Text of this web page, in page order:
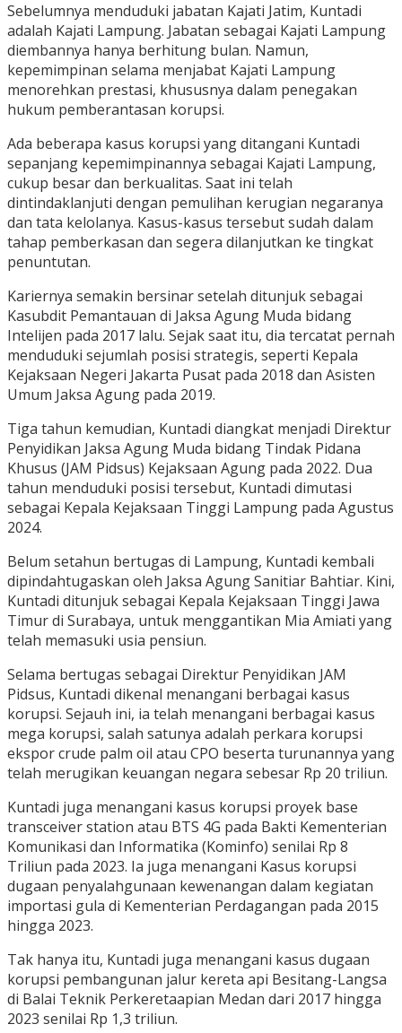
Sebelumnya menduduki jabatan Kajati Jatim, Kuntadi
adalah Kajati Lampung. Jabatan sebagai Kajati Lampung
diembannya hanya berhitung bulan. Namun,
kepemimpinan selama menjabat Kajati Lampung
menorehkan prestasi, khususnya dalam penegakan
hukum pemberantasan korupsi.
Ada beberapa kasus korupsi yang ditangani Kuntadi
sepanjang kepemimpinannya sebagai Kajati Lampung,
cukup besar dan berkualitas. Saat ini telah
dintindaklanjuti dengan pemulihan kerugian negaranya
dan tata kelolanya. Kasus-kasus tersebut sudah dalam
tahap pemberkasan dan segera dilanjutkan ke tingkat
penuntutan.
Kariernya semakin bersinar setelah ditunjuk sebagai
Kasubdit Pemantauan di Jaksa Agung Muda bidang
Intelijen pada 2017 lalu. Sejak saat itu, dia tercatat pernah
menduduki sejumlah posisi strategis, seperti Kepala
Kejaksaan Negeri Jakarta Pusat pada 2018 dan Asisten
Umum Jaksa Agung pada 2019.
Tiga tahun kemudian, Kuntadi diangkat menjadi Direktur
Penyidikan Jaksa Agung Muda bidang Tindak Pidana
Khusus (JAM Pidsus) Kejaksaan Agung pada 2022. Dua
tahun menduduki posisi tersebut, Kuntadi dimutasi
sebagai Kepala Kejaksaan Tinggi Lampung pada Agustus
2024.
Belum setahun bertugas di Lampung, Kuntadi kembali
dipindahtugaskan oleh Jaksa Agung Sanitiar Bahtiar. Kini,
Kuntadi ditunjuk sebagai Kepala Kejaksaan Tinggi Jawa
Timur di Surabaya, untuk menggantikan Mia Amiati yang
telah memasuki usia pensiun.
Selama bertugas sebagai Direktur Penyidikan JAM
Pidsus, Kuntadi dikenal menangani berbagai kasus
korupsi. Sejauh ini, ia telah menangani berbagai kasus
mega korupsi, salah satunya adalah perkara korupsi
ekspor crude palm oil atau CPO beserta turunannya yang
telah merugikan keuangan negara sebesar Rp 20 triliun.
Kuntadi juga menangani kasus korupsi proyek base
transceiver station atau BTS 4G pada Bakti Kementerian
Komunikasi dan Informatika (Kominfo) senilai Rp 8
Triliun pada 2023. Ia juga menangani Kasus korupsi
dugaan penyalahgunaan kewenangan dalam kegiatan
importasi gula di Kementerian Perdagangan pada 2015
hingga 2023.
Tak hanya itu, Kuntadi juga menangani kasus dugaan
korupsi pembangunan jalur kereta api Besitang-Langsa
di Balai Teknik Perkeretaapian Medan dari 2017 hingga
2023 senilai Rp 1,3 triliun.